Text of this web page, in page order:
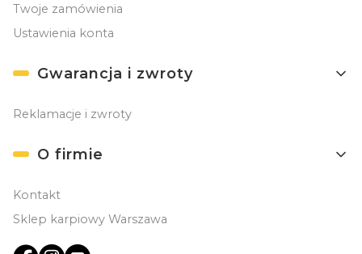
Twoje zamówienia
Ustawienia konta
Gwarancja i zwroty
Reklamacje i zwroty
O firmie
Kontakt
Sklep karpiowy Warszawa